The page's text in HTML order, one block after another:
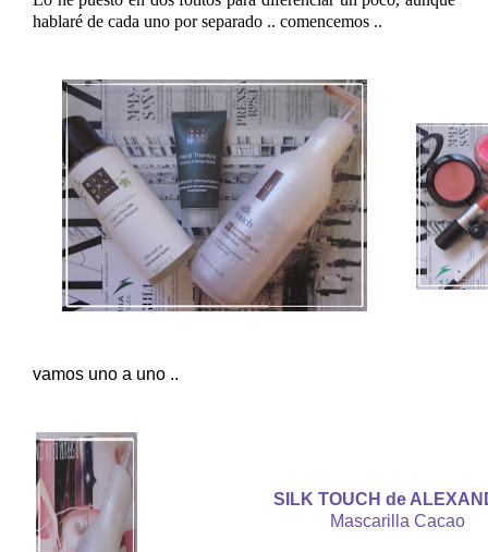
hablaré de cada uno por separado .. comencemos ..
vamos uno a uno ..
SILK TOUCH de
Mascarilla Cacao